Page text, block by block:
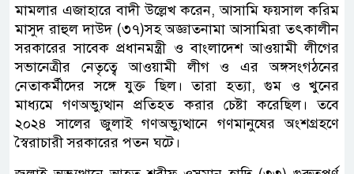
মামলার এজাহারে বাদী উল্লেখ করেন, আসামি ফয়সাল করিম
মাসুদ রাহুল দাউদ (৩৭)সহ অজ্ঞাতনামা আসামিরা তৎকালীন
সরকারের সাবেক প্রধানমন্ত্রী ও বাংলাদেশ আওয়ামী লীগের
সভানেত্রীর নেতৃত্বে আওয়ামী লীগ ও এর অঙ্গসংগঠনের
নেতাকর্মীদের সঙ্গে যুক্ত ছিল। তারা হত্যা, গুম ও খুনের
মাধ্যমে গণঅভ্যুত্থান প্রতিহত করার চেষ্টা করেছিল। তবে
২০২৪ সালের জুলাই গণঅভ্যুত্থানে গণমানুষের অংশগ্রহণে
স্বৈরাচারী সরকারের পতন ঘটে।